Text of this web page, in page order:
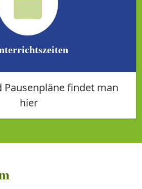
Pausenpläne findet man
hier